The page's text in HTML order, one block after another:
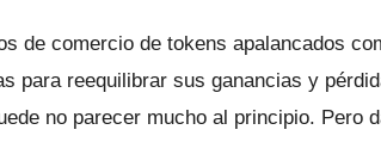
de comercio de tokens apalancados
para reequilibrar sus ganancias y
no parecer mucho al principio. Pero